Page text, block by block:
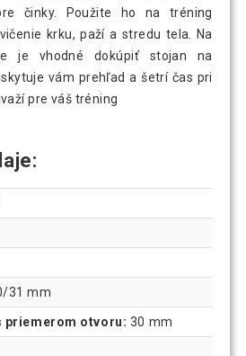
činky. Použite ho na tréning
krku, paží a stredu tela. Na
je vhodné dokúpiť stojan na
vám prehľad a šetrí čas pri
pre váš tréning
31 mm
priemerom otvoru: 30 mm